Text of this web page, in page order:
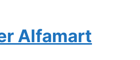
Alfamart